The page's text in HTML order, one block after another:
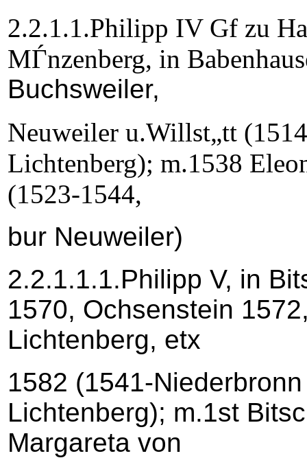
2.2.1.1.Philipp IV Gf zu
MЃnzenberg, in
Buchsweiler,
Neuweiler u.Willst„tt
Lichtenberg); m.1538
(1523-1544,
bur Neuweiler)
2.2.1.1.1.Philipp V, in
1570, Ochsenstein
Lichtenberg, etx
1582 (1541-
Lichtenberg); m.1st
Margareta von